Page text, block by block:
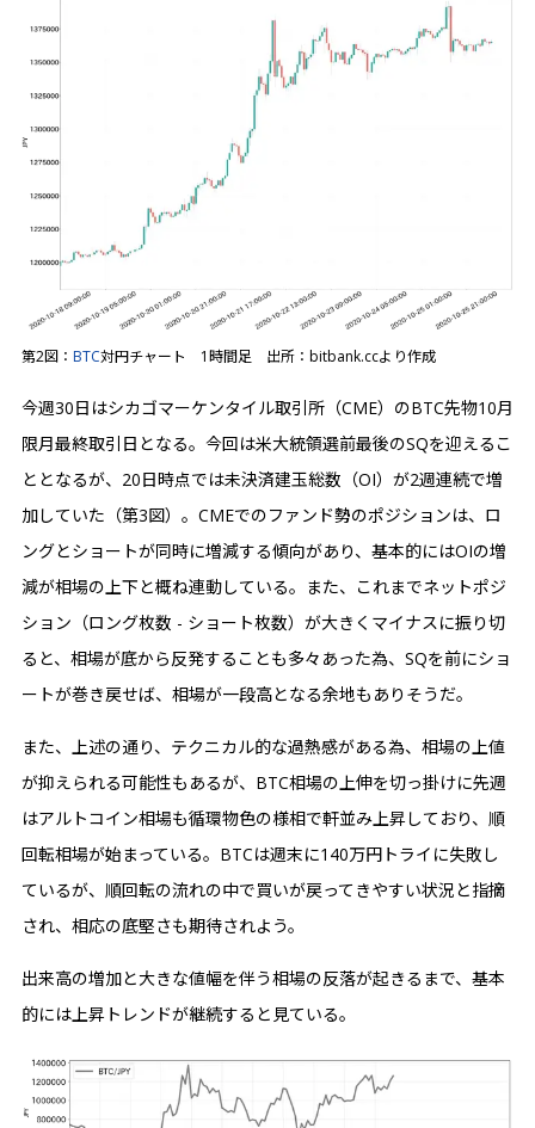
第2図： BTC対円チャート 1時間足 出所：bitbank.ccより作成
今週30日はシカゴマーケンタイル取引所（CME）のBTC先物10月
限月最終取引日となる。今回は米大統領選前最後のSQを迎えるこ
ととなるが、20日時点では未決済建玉総数（OI）が2週連続で増
加していた（第3図）。CMEでのファンド勢のポジションは、ロ
ングとショートが同時に増減する傾向があり、基本的にはOIの増
減が相場の上下と概ね連動している。また、これまでネットポジ
ション（ロング枚数 - ショート枚数）が大きくマイナスに振り切
ると、相場が底から反発することも多々あった為、SQを前にショ
ートが巻き戻せば、相場が一段高となる余地もありそうだ。
また、上述の通り、テクニカル的な過熱感がある為、相場の上値
が抑えられる可能性もあるが、BTC相場の上伸を切っ掛けに先週
はアルトコイン相場も循環物色の様相で軒並み上昇しており、順
回転相場が始まっている。BTCは週末に140万円トライに失敗し
ているが、順回転の流れの中で買いが戻ってきやすい状況と指摘
され、相応の底堅さも期待されよう。
出来高の増加と大きな値幅を伴う相場の反落が起きるまで、基本
的には上昇トレンドが継続すると見ている。